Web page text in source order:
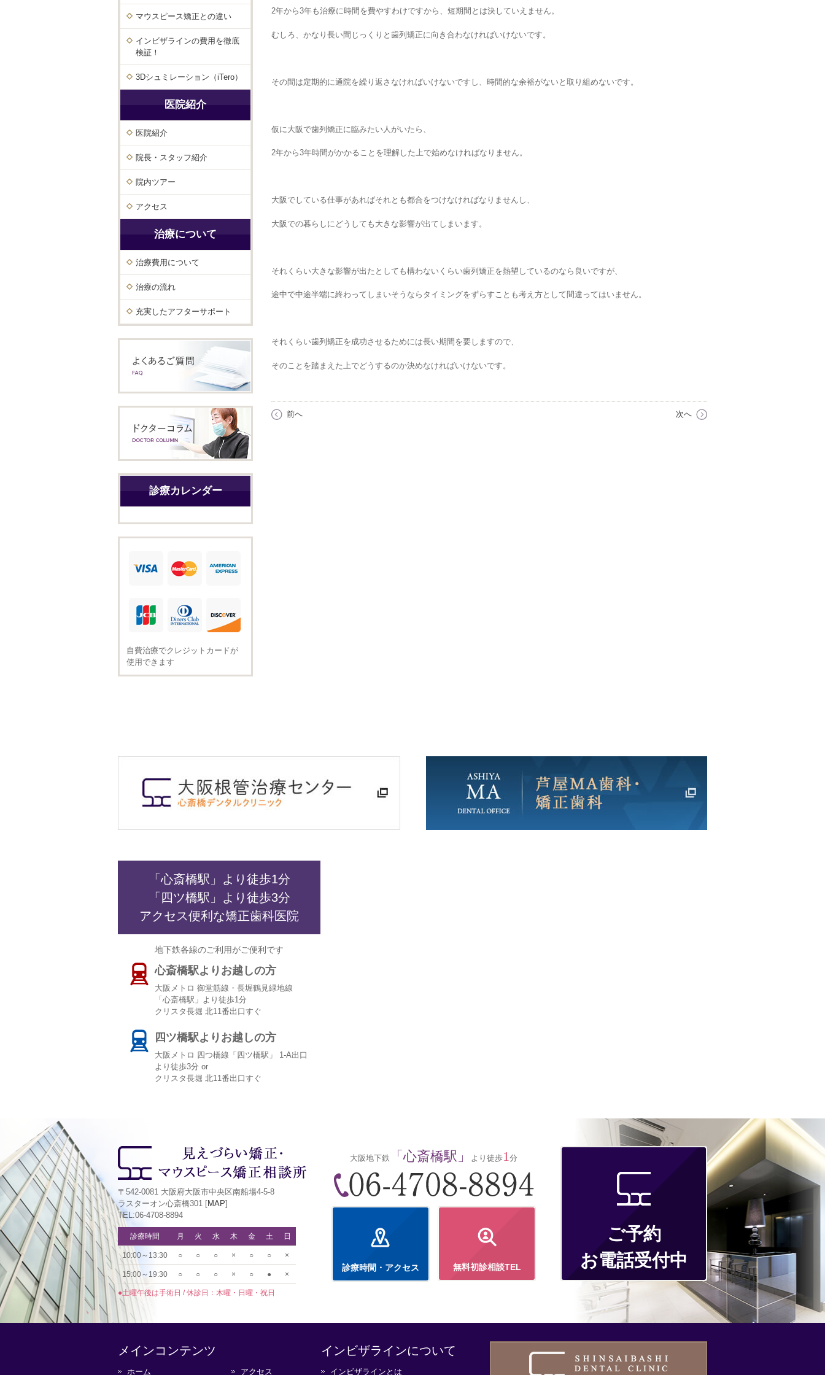
2年から3年も治療に時間を費やすわけですから、短期間とは決していえません。
むしろ、かなり長い間じっくりと歯列矯正に向き合わなければいけないです。
その間は定期的に通院を繰り返さなければいけないですし、時間的な余裕がないと取り組めないです。
仮に大阪で歯列矯正に臨みたい人がいたら、
2年から3年時間がかかることを理解した上で始めなければなりません。
大阪でしている仕事があればそれとも都合をつけなければなりませんし、
大阪での暮らしにどうしても大きな影響が出てしまいます。
それくらい大きな影響が出たとしても構わないくらい歯列矯正を熱望しているのなら良いですが、
途中で中途半端に終わってしまいそうならタイミングをずらすことも考え方として間違ってはいません。
それくらい歯列矯正を成功させるためには長い期間を要しますので、
そのことを踏まえた上でどうするのか決めなければいけないです。
前へ 次へ
マウスピース矯正との違い
インビザラインの費用を徹底
検証！
3Dシュミレーション（iTero）
医院紹介
医院紹介
院長・スタッフ紹介
院内ツアー
アクセス
治療について
治療費用について
治療の流れ
充実したアフターサポート
診療カレンダー
自費治療でクレジットカードが
使用できます
「心斎橋駅」より徒歩1分
「四ツ橋駅」より徒歩3分
アクセス便利な矯正歯科医院
地下鉄各線のご利用がご便利です
心斎橋駅よりお越しの方
大阪メトロ 御堂筋線・長堀鶴見緑地線
「心斎橋駅」より徒歩1分
クリスタ長堀 北11番出口すぐ
四ツ橋駅よりお越しの方
大阪メトロ 四つ橋線「四ツ橋駅」 1-A出口
より徒歩3分 or
クリスタ長堀 北11番出口すぐ
〒542-0081 大阪府大阪市中央区南船場4-5-8
ラスターオン心斎橋301 [MAP]
TEL:06-4708-8894
診療時間 月 火 水 木 金 土 日
10:00～13:30 ○ ○ ○ × ○ ○ ×
15:00～19:30 ○ ○ ○ × ○ ● ×
●土曜午後は手術日 / 休診日：木曜・日曜・祝日
大阪地下鉄 「心斎橋駅」 より徒歩1分
診療時間・アクセス 無料初診相談TEL
ご予約
お電話受付中
メインコンテンツ
ホーム アクセス
インビザラインについて
インビザラインとは